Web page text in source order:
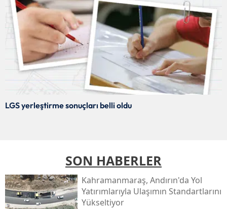
LGS yerleştirme sonuçları belli oldu
SON HABERLER
Kahramanmaraş, Andırın'da Yol
Yatırımlarıyla Ulaşımın Standartlarını
Yükseltiyor